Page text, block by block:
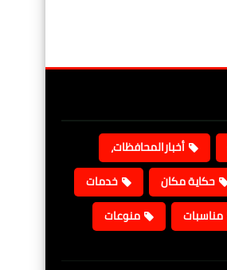
أخبارالمحافظات،
حكاية مكان
خدمات
مناسبات منوعات